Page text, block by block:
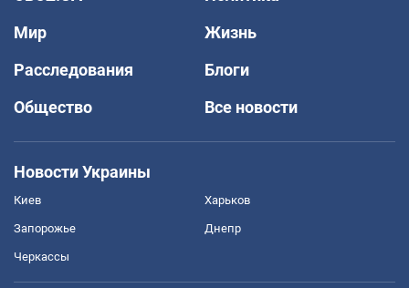
Мир
Жизнь
Расследования
Блоги
Общество
Все новости
Новости Украины
Киев Харьков
Запорожье Днепр
Черкассы